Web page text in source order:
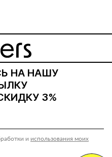
НА НАШУ
3%
и использования моих